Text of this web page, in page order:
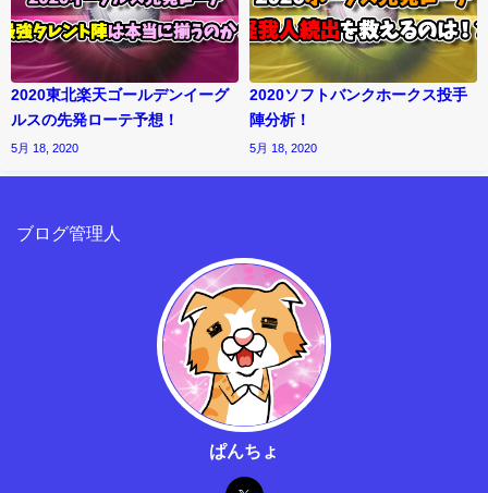
2020東北楽天ゴールデンイーグ
ルスの先発ローテ予想！
5月 18, 2020
2020ソフトバンクホークス投手
陣分析！
5月 18, 2020
ブログ管理人
ぱんちょ